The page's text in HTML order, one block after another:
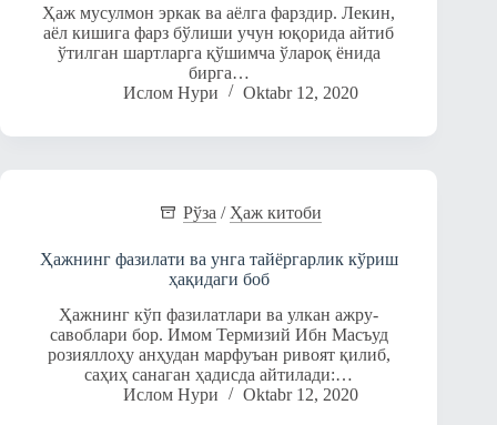
Ҳаж мусулмон эркак ва аёлга фарздир. Лекин,
аёл кишига фарз бўлиши учун юқорида айтиб
ўтилган шартларга қўшимча ўлароқ ёнида
бирга…
Ислом Нури
Oktabr 12, 2020
Рўза / Ҳаж китоби
Ҳажнинг фазилати ва унга тайёргарлик кўриш
ҳақидаги боб
Ҳажнинг кўп фазилатлари ва улкан ажру-
савоблари бор. Имом Термизий Ибн Масъуд
розияллоҳу анҳудан марфуъан ривоят қилиб,
саҳиҳ санаган ҳадисда айтилади:…
Ислом Нури
Oktabr 12, 2020